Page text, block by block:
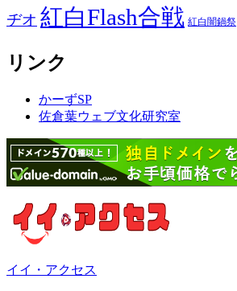
ヂオ 紅白Flash合戦 紅白闇鍋祭
リンク
かーずSP
佐倉葉ウェブ文化研究室
イイ・アクセス